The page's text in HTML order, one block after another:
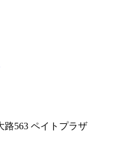
路563 ペイトプラザ